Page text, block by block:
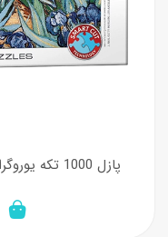
پازل 1000 تکه یوروگرافیکس Eurographics طرح زنبق‌ها